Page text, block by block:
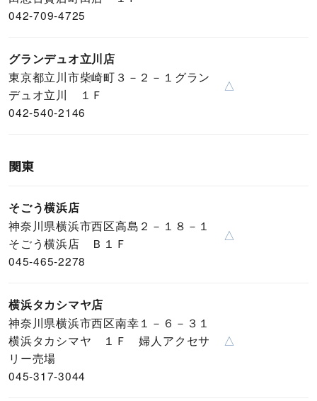
042-709-4725
グランデュオ立川店
東京都立川市柴崎町３－２－１グラン
デュオ立川 １Ｆ
042-540-2146
△
関東
そごう横浜店
神奈川県横浜市西区高島２－１８－１
そごう横浜店 Ｂ１Ｆ
045-465-2278
△
横浜タカシマヤ店
神奈川県横浜市西区南幸１－６－３１
横浜タカシマヤ １Ｆ 婦人アクセサ
リー売場
045-317-3044
△